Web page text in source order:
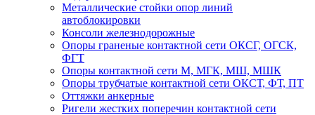
Металлические стойки опор линий
автоблокировки
Консоли железнодорожные
Опоры граненые контактной сети ОКСГ, ОГСК,
ФГТ
Опоры контактной сети М, МГК, МШ, МШК
Опоры трубчатые контактной сети ОКСТ, ФТ, ПТ
Оттяжки анкерные
Ригели жестких поперечин контактной сети